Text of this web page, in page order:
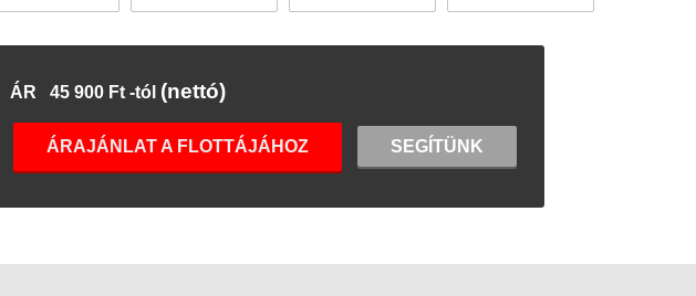
ÁR 45 900 Ft -tól (nettó)
ÁRAJÁNLAT A FLOTTÁJÁHOZ SEGÍTÜNK